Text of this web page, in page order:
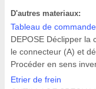
D'autres materiaux:
Tableau de
DEPOSE Déclipper la
le connecteur (A) et
Procéder en sens
Etrier de frein